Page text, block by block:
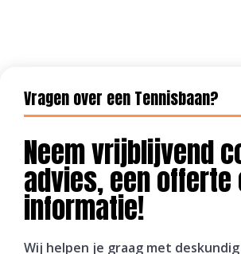
Vragen over een Tennisbaan?
Neem vrijblijvend
advies, een offerte
informatie!
Wij helpen je graag met